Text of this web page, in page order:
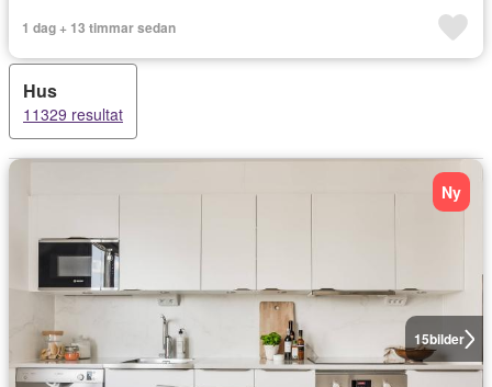
1 dag + 13 timmar sedan
Hus
11329 resultat
15bilder
Ny